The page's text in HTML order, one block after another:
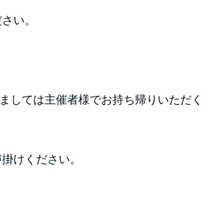
い。
しては主催者様でお持ち帰りいただく
けください。